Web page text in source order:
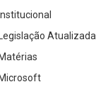
Atualizada